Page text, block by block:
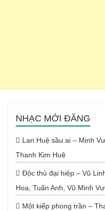
NHẠC MỚI ĐĂNG
Lan Huệ sầu ai – Minh
Thanh Kim Huệ
Độc thủ đại hiệp – Vũ
Hoa, Tuấn Anh, Vũ Minh
Một kiếp phong trần –